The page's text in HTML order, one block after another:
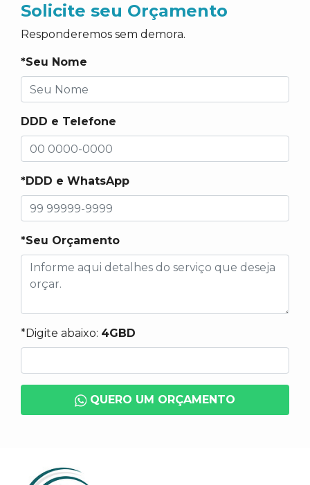
Solicite seu Orçamento
Responderemos sem demora.
*Seu Nome
DDD e Telefone
*DDD e WhatsApp
*Seu Orçamento
*Digite abaixo: 4GBD
QUERO UM ORÇAMENTO